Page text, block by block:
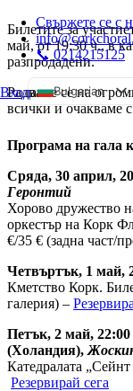
Свържете се с
📞 0214215125
Входа
Bulgarian
English
Czech
Danish
German
Greek
Spanish
Estonian
French
Italian
Polish
Билетите за
май, от 19:30 ч., в
разпродадени.
Радваме се на
всички и очакваме
Програма на гала
Сряда, 30 април,
Геронтий
Хорово дружество
оркестър на Корк
€/35 € (задна част/
Четвъртък, 1 май,
Кметство Корк.
галерия) –
Петък, 2 май,
(Холандия),
Катедралата
Резервирай сега